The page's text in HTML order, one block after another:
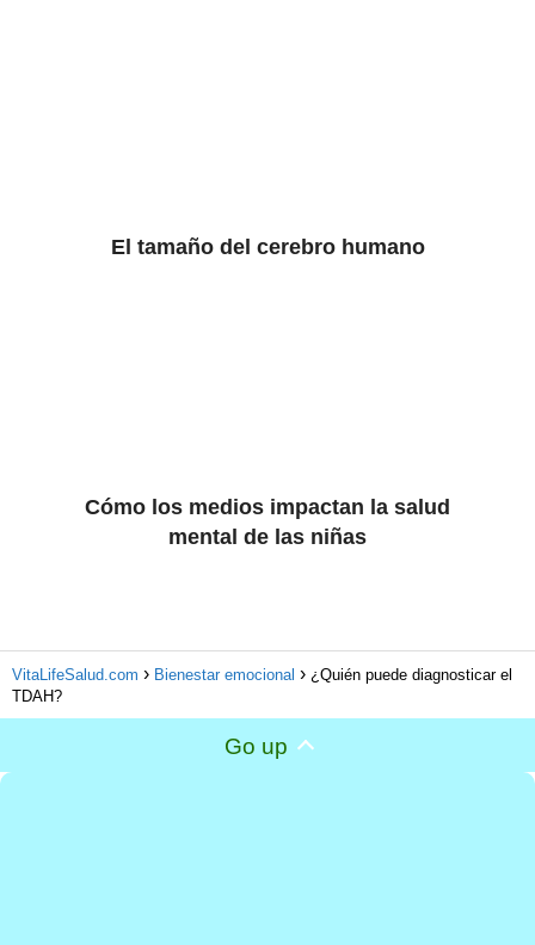
El tamaño del cerebro humano
Cómo los medios impactan la salud
mental de las niñas
VitaLifeSalud.com Bienestar emocional
¿Quién puede diagnosticar el
TDAH?
Go up